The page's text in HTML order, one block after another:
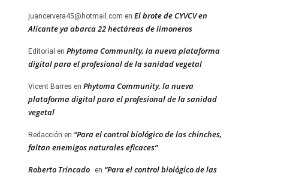
juancervera45@hotmail.com en El brote de CYVCV en
Alicante ya abarca 22 hectáreas de limoneros
Editorial en Phytoma Community, la nueva plataforma
digital para el profesional de la sanidad vegetal
Vicent Barres en Phytoma Community, la nueva
plataforma digital para el profesional de la sanidad
vegetal
Redacción en “Para el control biológico de las chinches,
faltan enemigos naturales eficaces”
Roberto Trincado en “Para el control biológico de las